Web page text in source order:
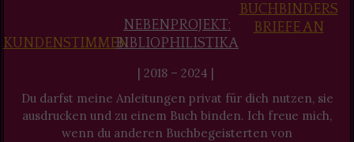
| 2018 – 2024 |
Du darfst meine Anleitungen privat für dich nutzen, sie
ausdrucken und zu einem Buch binden. Ich freue mich,
wenn du anderen Buchbegeisterten von
KUNDENSTIMMEN
NEBENPROJEKT:
BIBLIOPHILISTIKA
BUCHBINDERS
BRIEFE AN